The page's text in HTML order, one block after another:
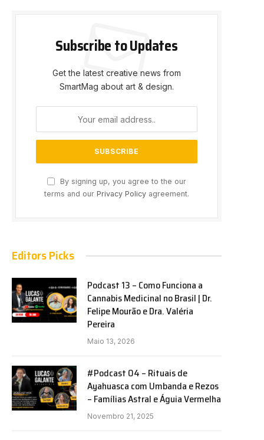
Subscribe to Updates
Get the latest creative news from
SmartMag about art & design.
By signing up, you agree to the our
terms and our Privacy Policy agreement.
Editors Picks
Podcast 13 – Como Funciona a
Cannabis Medicinal no Brasil | Dr.
Felipe Mourão e Dra. Valéria
Pereira
Maio 13, 2026
#Podcast 04 – Rituais de
Ayahuasca com Umbanda e Rezos
– Famílias Astral e Águia Vermelha
Novembro 21, 2025